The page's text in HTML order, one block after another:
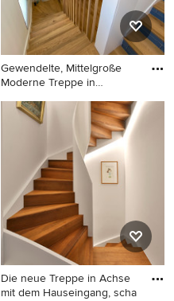
Gewendelte, Mittelgroße
Moderne Treppe in
Gewendelte, Mittelgroße
Moderne Treppe in Bordeaux
Die neue Treppe in Achse
mit dem Hauseingang, scha